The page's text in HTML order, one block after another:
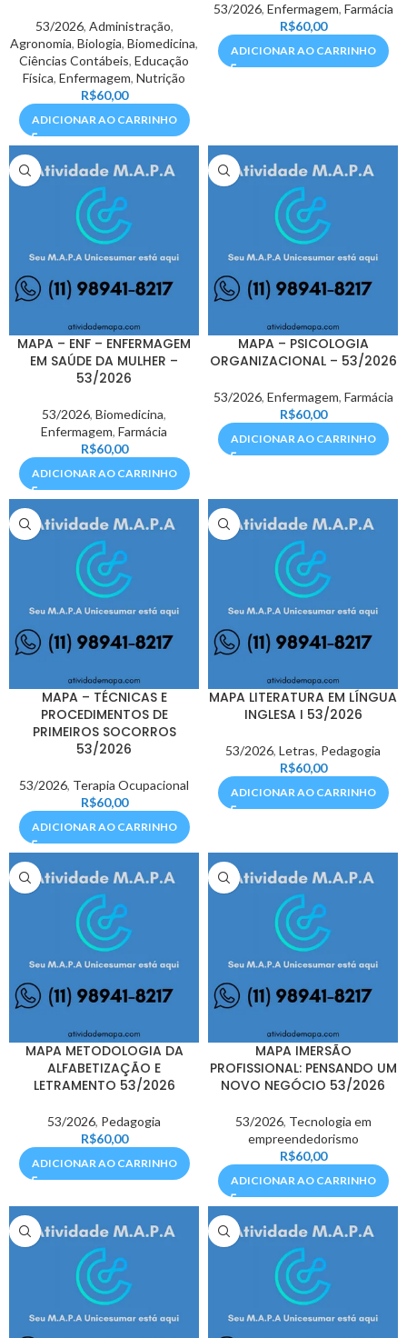
53/2026, Administração,
Agronomia, Biologia, Biomedicina,
Ciências Contábeis, Educação
Física, Enfermagem, Nutrição
R$60,00
ADICIONAR AO CARRINHO
53/2026, Enfermagem, Farmácia
R$60,00
ADICIONAR AO CARRINHO
MAPA – ENF – ENFERMAGEM
EM SAÚDE DA MULHER –
53/2026
53/2026, Biomedicina,
Enfermagem, Farmácia
R$60,00
ADICIONAR AO CARRINHO
MAPA – PSICOLOGIA
ORGANIZACIONAL – 53/2026
53/2026, Enfermagem, Farmácia
R$60,00
ADICIONAR AO CARRINHO
MAPA – TÉCNICAS E
PROCEDIMENTOS DE
PRIMEIROS SOCORROS
53/2026
53/2026, Terapia Ocupacional
R$60,00
ADICIONAR AO CARRINHO
MAPA LITERATURA EM LÍNGUA
INGLESA I 53/2026
53/2026, Letras, Pedagogia
R$60,00
ADICIONAR AO CARRINHO
MAPA METODOLOGIA DA
ALFABETIZAÇÃO E
LETRAMENTO 53/2026
53/2026, Pedagogia
R$60,00
ADICIONAR AO CARRINHO
MAPA IMERSÃO
PROFISSIONAL: PENSANDO UM
NOVO NEGÓCIO 53/2026
53/2026, Tecnologia em
empreendedorismo
R$60,00
ADICIONAR AO CARRINHO